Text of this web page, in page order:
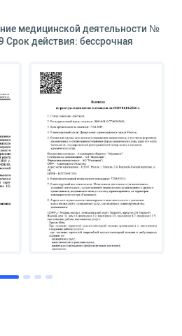
медицинской деятельности №
действия: бессрочная